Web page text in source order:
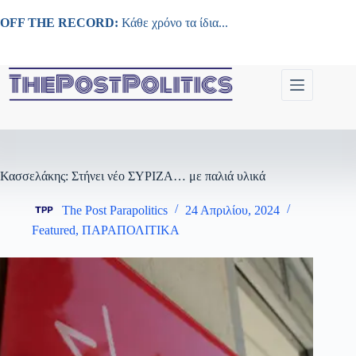
στο
OFF THE RECORD: Κάθε χρόνο τα ίδια...
Κασσελάκης: Στήνει νέο ΣΥΡΙΖΑ… με παλιά υλικά
The Post Parapolitics
24 Απριλίου, 2024
Featured, ΠΑΡΑΠΟΛΙΤΙΚΑ